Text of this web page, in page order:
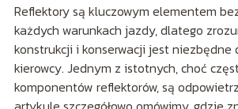
Reflektory są kluczowym elementem
każdych warunkach jazdy, dlatego
konstrukcji i konserwacji jest niezbędne
kierowcy. Jednym z istotnych, choć
komponentów reflektorów, są